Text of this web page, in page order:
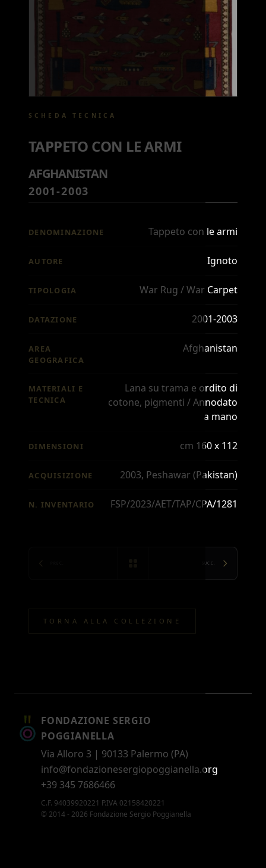
SCHEDA TECNICA
TAPPETO CON LE ARMI
AFGHANISTAN
2001-2003
DENOMINAZIONE Tappeto con le armi
AUTORE Ignoto
TIPOLOGIA War Rug / War Carpet
DATAZIONE 2001-2003
AREA
GEOGRAFICA
Afghanistan
MATERIALI E
TECNICA
Lana su trama e ordito di
cotone, pigmenti / Annodato
a mano
DIMENSIONI cm 160 x 112
ACQUISIZIONE 2003, Peshawar (Pakistan)
N. INVENTARIO FSP/2023/AET/TAP/CPA/1281
SUCC.
TORNA ALLA COLLEZIONE
FONDAZIONE SERGIO
POGGIANELLA
Via Alloro 3 | 90133 Palermo (PA)
info@fondazionesergiopoggianella.org
+39 345 7686466
C.F. 94039920221 P.IVA 02158420221
© 2014 - 2026 Fondazione Sergio Poggianella